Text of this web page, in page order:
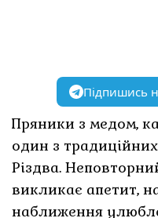
Підпишись
Пряники з медом,
один з
Різдва.
викликає апетит,
наближення